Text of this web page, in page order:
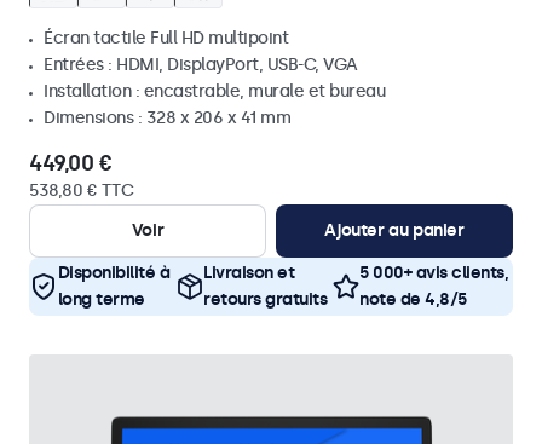
Écran tactile Full HD multipoint
Entrées : HDMI, DisplayPort, USB-C, VGA
Installation : encastrable, murale et bureau
Dimensions : 328 x 206 x 41 mm
449,00 €
538,80 € TTC
Voir
Ajouter au panier
Disponibilité à
long terme
Livraison et
retours gratuits
5 000+ avis clients,
note de 4,8/5